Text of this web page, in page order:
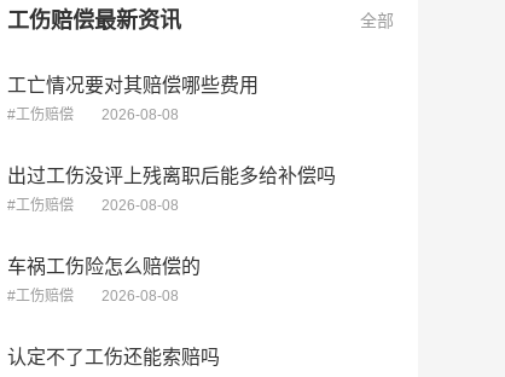
工伤赔偿最新资讯 全部
工亡情况要对其赔偿哪些费用
#工伤赔偿 2026-08-08
出过工伤没评上残离职后能多给补偿吗
#工伤赔偿 2026-08-08
车祸工伤险怎么赔偿的
#工伤赔偿 2026-08-08
认定不了工伤还能索赔吗